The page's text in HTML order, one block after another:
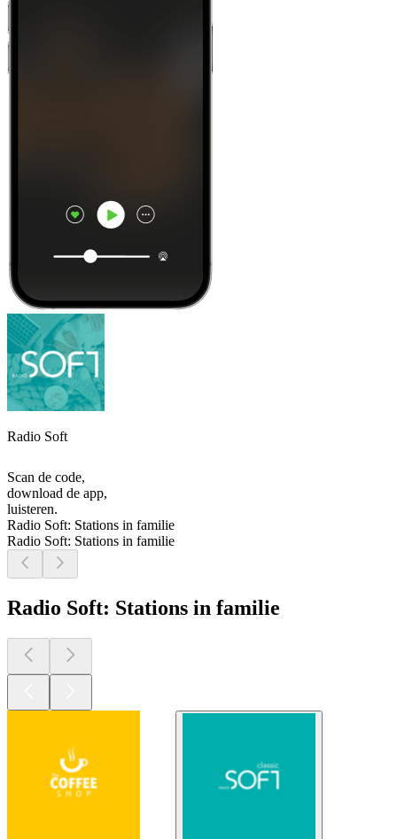
Radio Soft
Scan de code,
download de app,
luisteren.
Radio Soft: Stations in familie
Radio Soft: Stations in familie
Radio Soft: Stations in familie